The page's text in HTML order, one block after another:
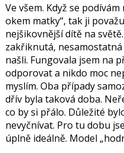
Ve všem. Když se
okem matky“, tak ji
nejšikovnější dítě na světě.
zakřiknutá,
našli. Fungovala jsem na
odporovat a nikdo moc
myslím. Oba případy
dřív byla taková doba.
co by si přálo. Důležité
nevyčnívat. Pro tu dobu
úplně ideálně. Model